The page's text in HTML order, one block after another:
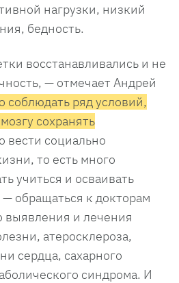
нагрузки, низкий
бедность.
восстанавливались и не
— отмечает Андрей
соблюдать ряд условий,
сохранять
вести социально
то есть много
учиться и осваивать
обращаться к докторам
выявления и лечения
атеросклероза,
сердца, сахарного
синдрома. И